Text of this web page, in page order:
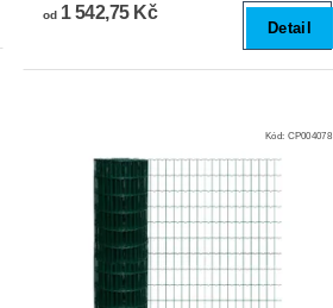
od1 542,75 Kč
Detail
Kód: CP004078